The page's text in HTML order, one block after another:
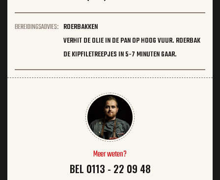
BEREIDINGSADVIES: ROERBAKKEN
VERHIT DE OLIE IN DE PAN OP HOOG VUUR. ROERBAK
DE KIPFILETREEPJES IN 5-7 MINUTEN GAAR.
Meer weten?
BEL 0113 - 22 09 48